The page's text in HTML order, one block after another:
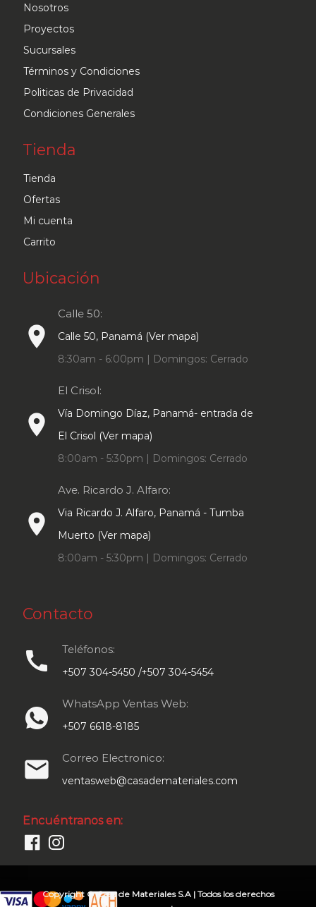
Nosotros
Proyectos
Sucursales
Términos y Condiciones
Politicas de Privacidad
Condiciones Generales
Tienda
Tienda
Ofertas
Mi cuenta
Carrito
Ubicación
place
Calle 50:
Calle 50, Panamá (Ver mapa)
8:30am - 6:00pm | Domingos: Cerrado
place
El Crisol:
Vía Domingo Díaz, Panamá- entrada de
El Crisol (Ver mapa)
8:00am - 5:30pm | Domingos: Cerrado
place
Ave. Ricardo J. Alfaro:
Via Ricardo J. Alfaro, Panamá - Tumba
Muerto (Ver mapa)
8:00am - 5:30pm | Domingos: Cerrado
Contacto
call Teléfonos:
+507 304-5450 /+507 304-5454
WhatsApp Ventas Web:
+507 6618-8185
email Correo Electronico:
ventasweb@casademateriales.com
Encuéntranos en:
Copyright © Casa de Materiales S.A | Todos los derechos